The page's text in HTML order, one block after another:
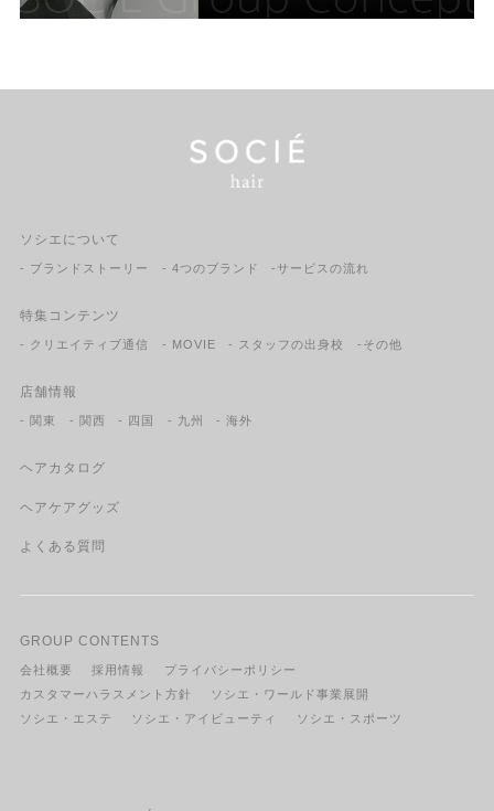
ソシエについて
- ブランドストーリー - 4つのブランド -サービスの流れ
特集コンテンツ
- クリエイティブ通信 - MOVIE - スタッフの出身校 -その他
店舗情報
- 関東 - 関西 - 四国 - 九州 - 海外
ヘアカタログ
ヘアケアグッズ
よくある質問
GROUP CONTENTS
会社概要 採用情報
プライバシーポリシー
カスタマーハラスメント方針
ソシエ・ワールド事業展開
ソシエ・エステ
ソシエ・アイビューティ ソシエ・スポーツ